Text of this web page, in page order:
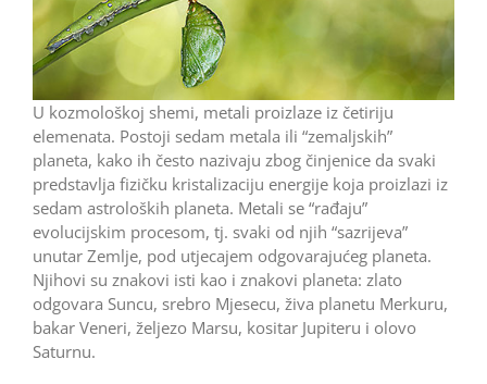
U kozmološkoj shemi, metali proizlaze iz četiriju
elemenata. Postoji sedam metala ili “zemaljskih”
planeta, kako ih često nazivaju zbog činjenice da svaki
predstavlja fizičku kristalizaciju energije koja proizlazi iz
sedam astroloških planeta. Metali se “rađaju”
evolucijskim procesom, tj. svaki od njih “sazrijeva”
unutar Zemlje, pod utjecajem odgovarajućeg planeta.
Njihovi su znakovi isti kao i znakovi planeta: zlato
odgovara Suncu, srebro Mjesecu, živa planetu Merkuru,
bakar Veneri, željezo Marsu, kositar Jupiteru i olovo
Saturnu.